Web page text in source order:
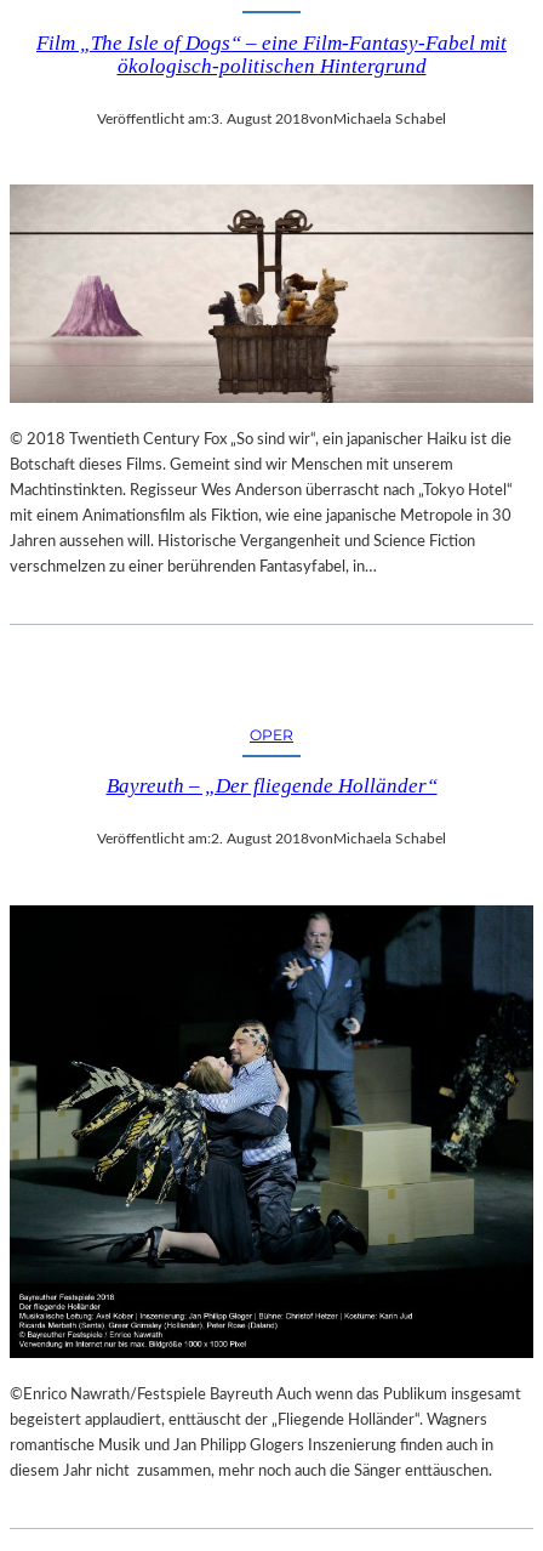
Film „The Isle of Dogs“ – eine Film-Fantasy-Fabel mit
ökologisch-politischen Hintergrund
Veröffentlicht am:3. August 2018vonMichaela Schabel
© 2018 Twentieth Century Fox „So sind wir“, ein japanischer Haiku ist die
Botschaft dieses Films. Gemeint sind wir Menschen mit unserem
Machtinstinkten. Regisseur Wes Anderson überrascht nach „Tokyo Hotel“
mit einem Animationsfilm als Fiktion, wie eine japanische Metropole in 30
Jahren aussehen will. Historische Vergangenheit und Science Fiction
verschmelzen zu einer berührenden Fantasyfabel, in…
OPER
Bayreuth – „Der fliegende Holländer“
Veröffentlicht am:2. August 2018von Michaela Schabel
©Enrico Nawrath/Festspiele Bayreuth Auch wenn das Publikum insgesamt
begeistert applaudiert, enttäuscht der „Fliegende Holländer“. Wagners
romantische Musik und Jan Philipp Glogers Inszenierung finden auch in
diesem Jahr nicht zusammen, mehr noch auch die Sänger enttäuschen.